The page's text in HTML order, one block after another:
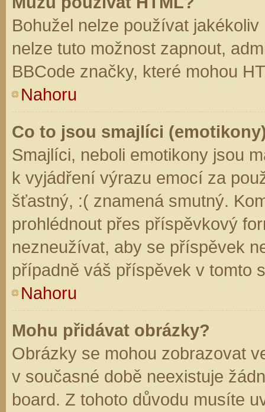
Bohužel nelze používat
nelze tuto možnost zapnout,
BBCode značky, které mohou
Nahoru
Co to jsou smajlíci
Smajlíci, neboli emotikony jsou
k vyjádření výrazu emocí za
šťastný, :( znamená smutný.
prohlédnout přes příspěvkový
nezneužívat, aby se příspěvek
případně váš příspěvek v tomto
Nahoru
Mohu přidávat obrázky?
Obrázky se mohou zobrazovat
v současné době neexistuje
board. Z tohoto důvodu musíte